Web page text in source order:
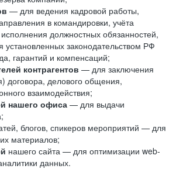
— для ведения кадровой работы,
в командировки, учёта
исполнения должностных обязанностей,
установленных законодательством РФ
гарантий и компенсаций;
контрагентов — для заключения
договора, делового общения,
взаимодействия;
нашего офиса — для выдачи
блогов, спикеров мероприятий — для
материалов;
нашего сайта — для оптимизации web-
данных.